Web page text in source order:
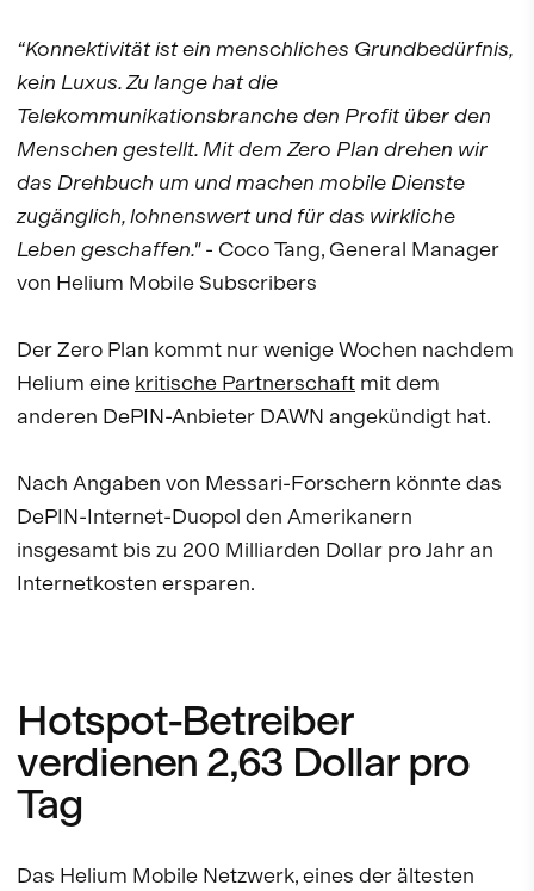
“Konnektivität ist ein menschliches Grundbedürfnis,
kein Luxus. Zu lange hat die
Telekommunikationsbranche den Profit über den
Menschen gestellt. Mit dem Zero Plan drehen wir
das Drehbuch um und machen mobile Dienste
zugänglich, lohnenswert und für das wirkliche
Leben geschaffen."- Coco Tang, General Manager
von Helium Mobile Subscribers
Der Zero Plan kommt nur wenige Wochen nachdem
Helium eine kritische Partnerschaft mit dem
anderen DePIN-Anbieter DAWN angekündigt hat.
Nach Angaben von Messari-Forschern könnte das
DePIN-Internet-Duopol den Amerikanern
insgesamt bis zu 200 Milliarden Dollar pro Jahr an
Internetkosten ersparen.
Hotspot-Betreiber
verdienen 2,63 Dollar pro
Tag
Das Helium Mobile Netzwerk, eines der ältesten